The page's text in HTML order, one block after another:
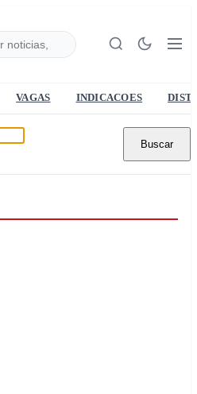
VAGAS INDICACOES
Buscar